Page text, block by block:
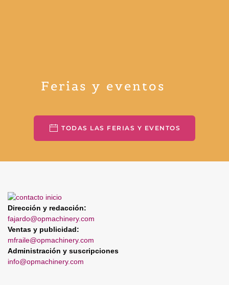
Ferias y eventos
TODAS LAS FERIAS Y EVENTOS
Dirección y redacción:
fajardo@opmachinery.com
Ventas y publicidad:
mfraile@opmachinery.com
Administración y suscripciones
info@opmachinery.com